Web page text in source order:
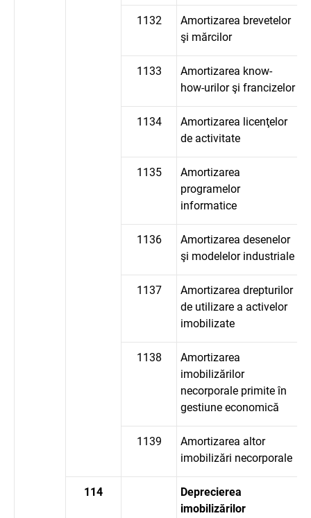
1132
Amortizarea brevetelor
şi mărcilor
1133
Amortizarea know-
how-urilor şi francizelor
1134
Amortizarea licenţelor
de activitate
1135
Amortizarea
programelor
informatice
1136
Amortizarea desenelor
şi modelelor industriale
1137
Amortizarea drepturilor
de utilizare a activelor
imobilizate
1138
Amortizarea
imobilizărilor
necorporale primite în
gestiune economică
1139
Amortizarea altor
imobilizări necorporale
114
Deprecierea
imobilizărilor